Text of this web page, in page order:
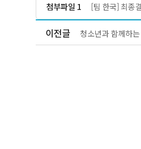
첨부파일 1 [팀 한국] 최종
이전글 청소년과 함께하